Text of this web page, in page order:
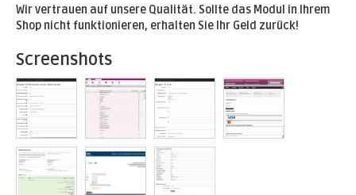
Wir vertrauen auf unsere Qualität. Sollte das Modul in Ihrem
Shop nicht funktionieren, erhalten Sie Ihr Geld zurück!
Screenshots